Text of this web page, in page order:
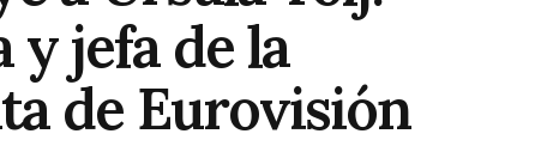
jefa de la
de Eurovisión